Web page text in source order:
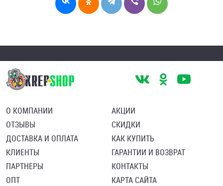
О КОМПАНИИ
ОТЗЫВЫ
ДОСТАВКА И ОПЛАТА
КЛИЕНТЫ
ПАРТНЕРЫ
ОПТ
АКЦИИ
СКИДКИ
КАК КУПИТЬ
ГАРАНТИИ И ВОЗВРАТ
КОНТАКТЫ
КАРТА САЙТА